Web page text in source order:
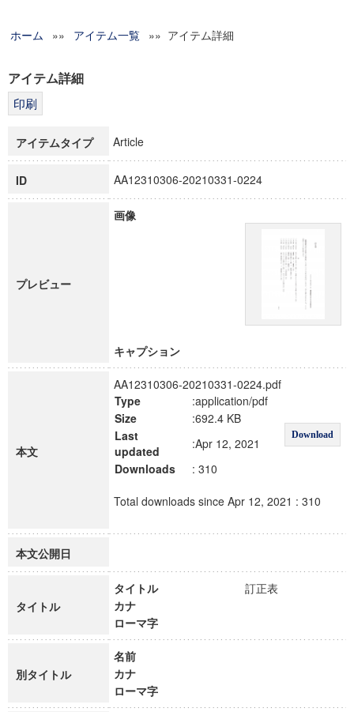
グローバルリサーチインスティテュート
科学研究費補助金研究成果報告書
博士課程教育リーディングプログラム「超成熟社会発展のサ
ホーム »» アイテム一覧 »» アイテム詳細
アイテム詳細
アイテムタイプ Article
ID AA12310306-20210331-0224
プレビュー
画像
キャプション
本文
AA12310306-20210331-0224.pdf
Type
:application/pdf
Download
Size
:692.4 KB
Last
updated
:Apr 12, 2021
Downloads
: 310
Total downloads since Apr 12, 2021 : 310
本文公開日
タイトル
タイトル
訂正表
カナ
ローマ字
別タイトル
名前
カナ
ローマ字